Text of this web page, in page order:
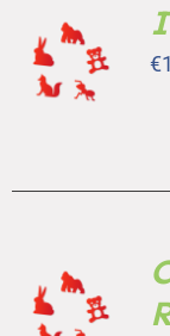
AAN
WINKELWAGEN
€
AAN
WINKELWAGEN